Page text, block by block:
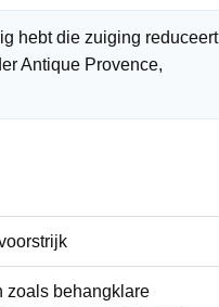
hebt die zuiging reduceert
Antique Provence,
zoals behangklare
leempleister voor
en plafonds.
in 1 kg en 15 kg, in
natuurlijke kleuren. Dampo...
: €13,21 /